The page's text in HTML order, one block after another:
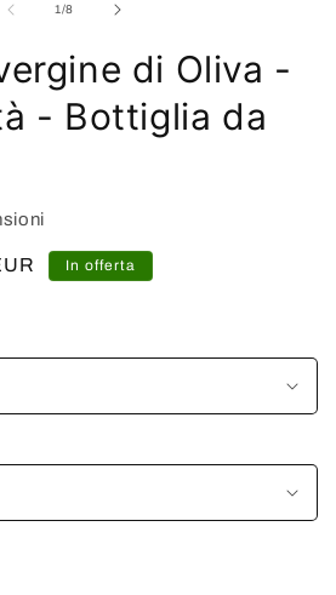
1/su
8
di Oliva -
- Bottiglia da
In offerta